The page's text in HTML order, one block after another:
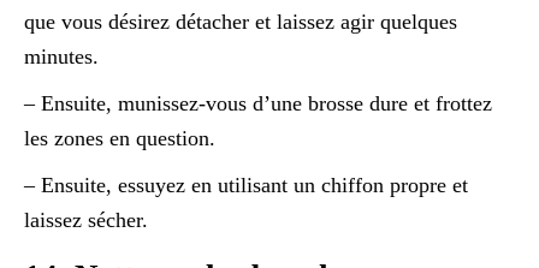
que vous désirez détacher et laissez agir quelques
minutes.
– Ensuite, munissez-vous d’une brosse dure et frottez
les zones en question.
– Ensuite, essuyez en utilisant un chiffon propre et
laissez sécher.